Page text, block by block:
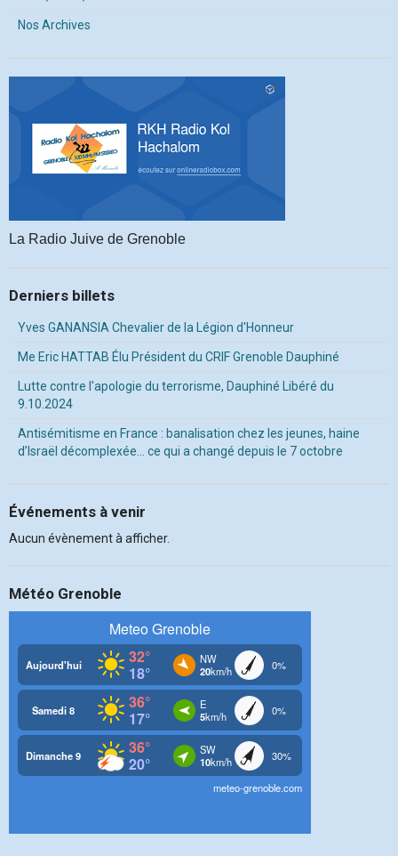
Nos Archives
La Radio Juive de Grenoble
Derniers billets
Yves GANANSIA Chevalier de la Légion d'Honneur
Me Eric HATTAB Élu Président du CRIF Grenoble Dauphiné
Lutte contre l'apologie du terrorisme, Dauphiné Libéré du
9.10.2024
Antisémitisme en France : banalisation chez les jeunes, haine
d’Israël décomplexée… ce qui a changé depuis le 7 octobre
Événements à venir
Aucun évènement à afficher.
Météo Grenoble